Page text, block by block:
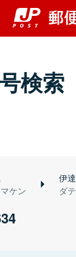
検索
ケン
伊
ダ